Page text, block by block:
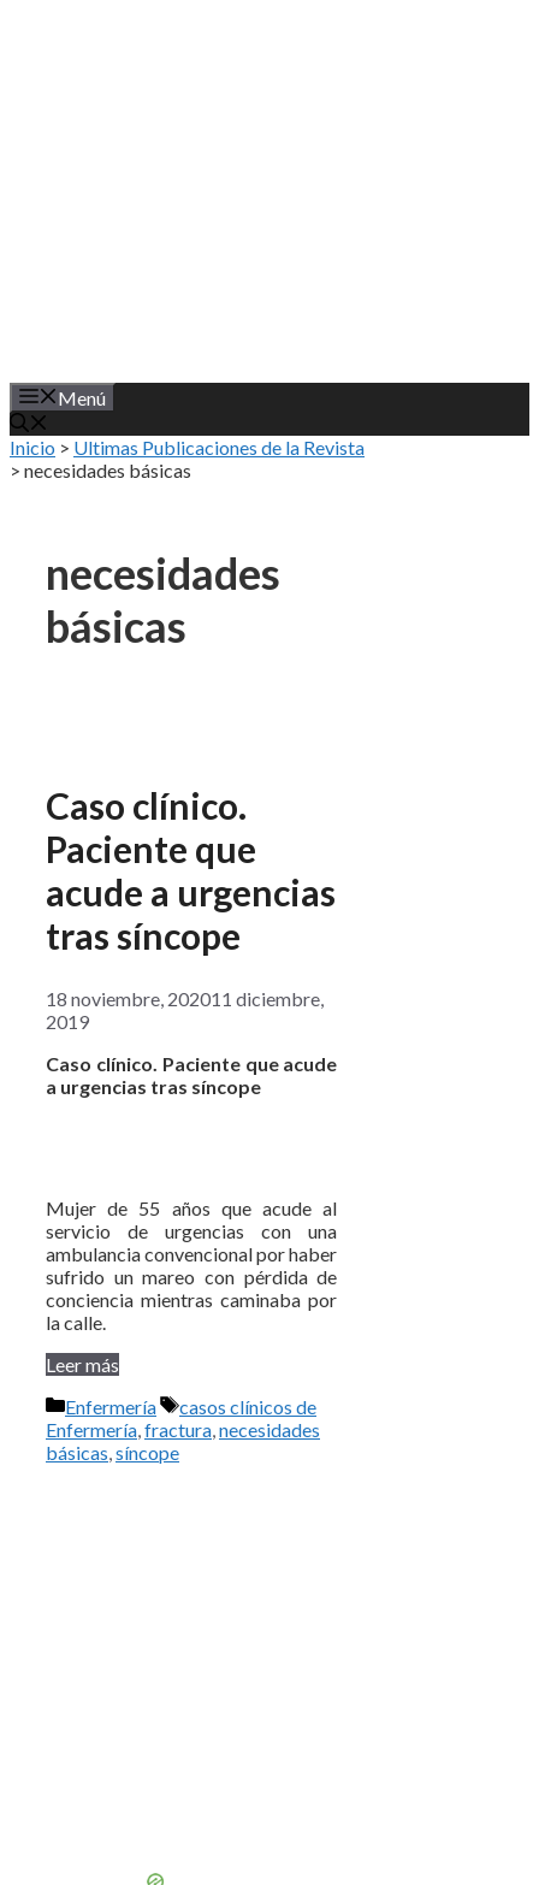
Menú
Inicio > Ultimas Publicaciones de la Revista
> necesidades básicas
necesidades
básicas
Caso clínico.
Paciente que
acude a urgencias
tras síncope
18 noviembre, 202011 diciembre,
2019
Caso clínico. Paciente que acude
a urgencias tras síncope
Mujer de 55 años que acude al
servicio de urgencias con una
ambulancia convencional por haber
sufrido un mareo con pérdida de
conciencia mientras caminaba por
la calle.
Leer más
Categorías
Enfermería Etiquetas
casos clínicos de
Enfermería,fractura,necesidades
básicas,síncope